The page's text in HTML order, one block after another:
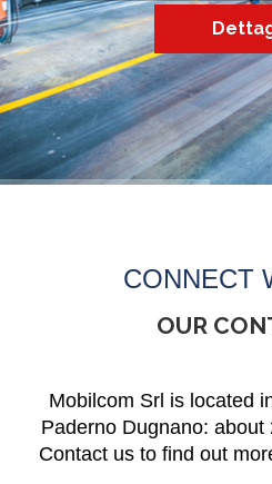
CONNECT
OUR
Mobilcom Srl is located
Paderno Dugnano:
Contact us to find out